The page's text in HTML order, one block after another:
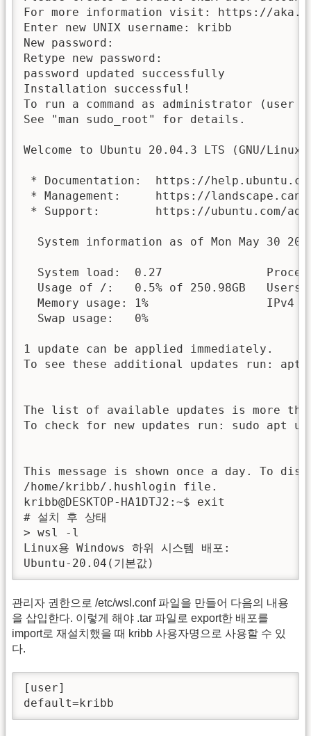
For more information visit: https://
Enter new UNIX username: kribb
New password:
Retype new password:
password updated successfully
Installation successful!
To run a command as administrator (user
See "man sudo_root" for details.
Welcome to Ubuntu 20.04.3 LTS (GNU/
* Documentation:  https://
* Management:     https://
* Support:        https://ubuntu.com/
System information as of Mon May 30
System load:  0.27
Usage of /:   0.5% of 250.98GB   Users
Memory usage: 1%                 IPv4
  Swap usage:   0%
1 update can be applied immediately.
To see these additional updates run:
The list of available updates is more
To check for new updates run: sudo apt
This message is shown once a day. To
/home/kribb/.hushlogin file.
kribb@DESKTOP-HA1DTJ2:~$ exit
# 설치 후 상태
> wsl -l
Linux용 Windows 하위 시스템 배포:
Ubuntu-20.04(기본값)
관리자 권한으로 /etc/wsl.conf 파일을 만들어 다음의 내용
을 삽입한다. 이렇게 해야 .tar 파일로 export한 배포를
import로 재설치했을 때 kribb 사용자명으로 사용할 수 있
다.
[user]
default=kribb